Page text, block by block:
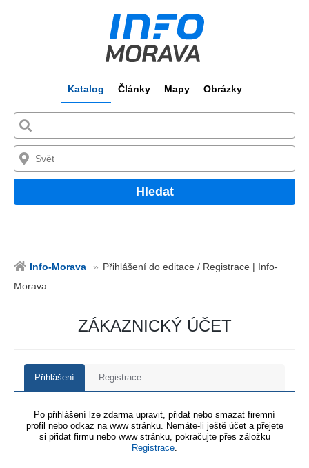
Katalog Články Mapy Obrázky
Hledat
Info-Morava
Přihlášení do editace / Registrace | Info-
Morava
ZÁKAZNICKÝ ÚČET
Přihlášení Registrace
Po přihlášení lze zdarma upravit, přidat nebo smazat firemní
profil nebo odkaz na www stránku. Nemáte-li ještě účet a přejete
si přidat firmu nebo www stránku, pokračujte přes záložku
Registrace.